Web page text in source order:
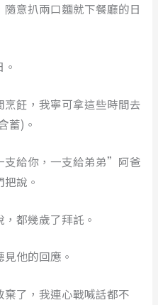
意扒兩口麵就下餐廳的日
飪，我寧可拿這些時間去
蓄)。
支給你，一支給弟弟”阿爸
說。
都幾歲了拜託。
他的回應。
了，我連心戰喊話都不